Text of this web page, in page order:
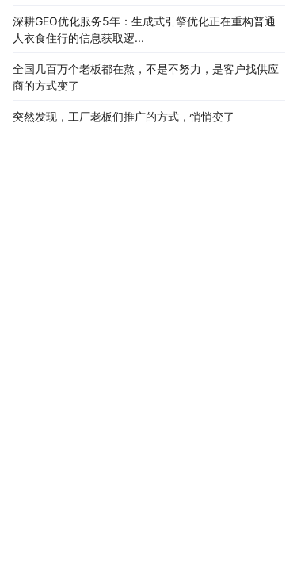
深耕GEO优化服务5年：生成式引擎优化正在重构普通
人衣食住行的信息获取逻...
全国几百万个老板都在熬，不是不努力，是客户找供应
商的方式变了
突然发现，工厂老板们推广的方式，悄悄变了